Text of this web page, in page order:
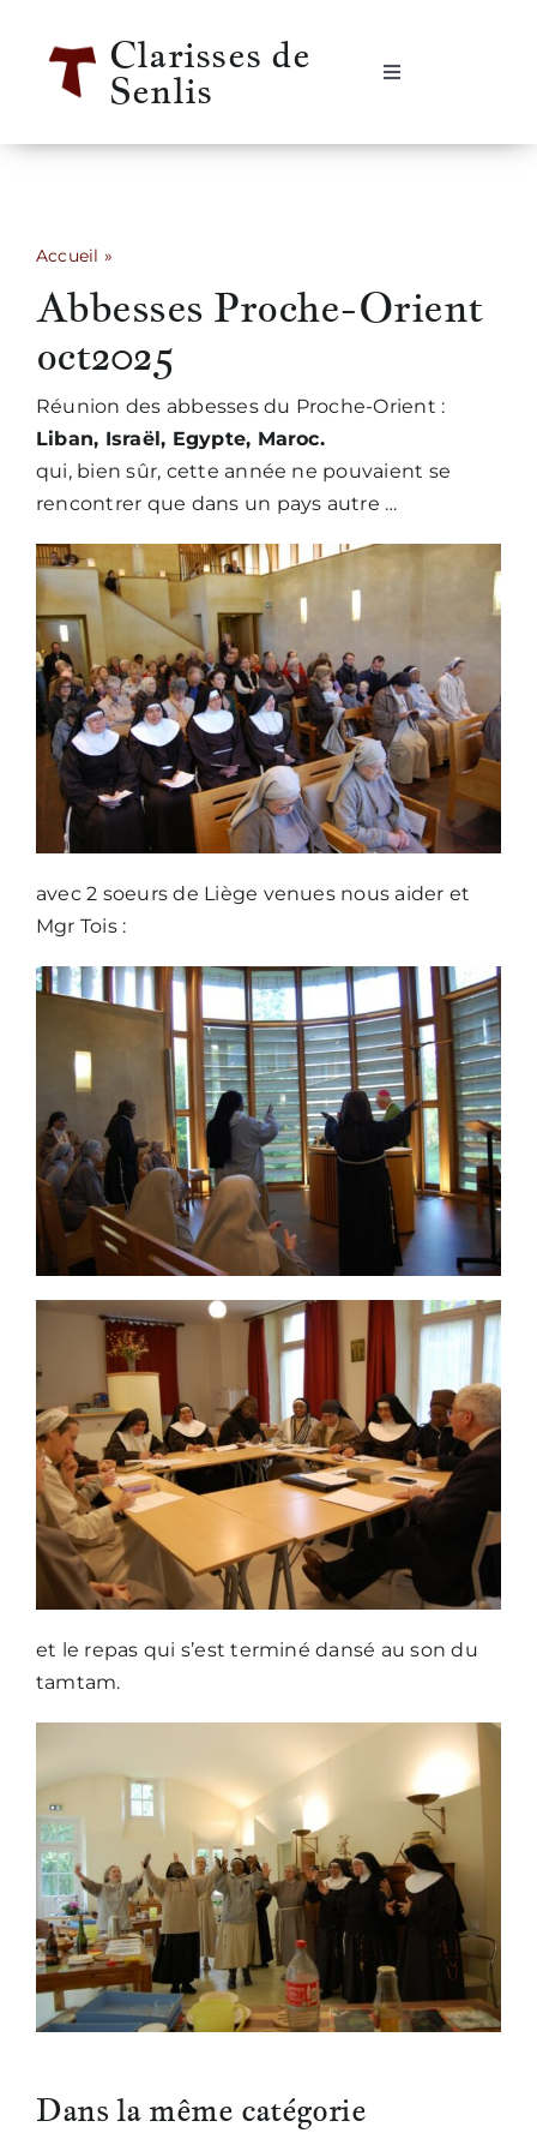
contenu
Clarisses de
Senlis
Navigation
Qui sommes-nous ?
Notre vie
Notre histoire
Nous écrire
Accueil »
Abbesses Proche-Orient
oct2025
Réunion des abbesses du Proche-Orient :
Liban, Israël, Egypte, Maroc.
qui, bien sûr, cette année ne pouvaient se
rencontrer que dans un pays autre …
avec 2 soeurs de Liège venues nous aider et
Mgr Tois :
et le repas qui s’est terminé dansé au son du
tamtam.
Dans la même catégorie